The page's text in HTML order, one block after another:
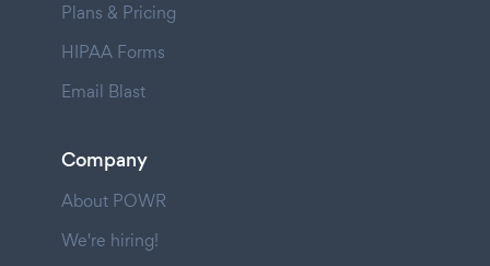
Plans & Pricing
HIPAA Forms
Email Blast
Company
About POWR
We're hiring!